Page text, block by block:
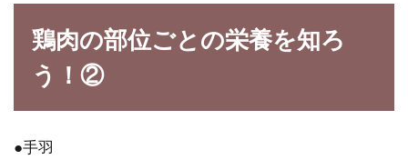
鶏肉の部位ごとの栄養を知ろ
う！②
●手羽